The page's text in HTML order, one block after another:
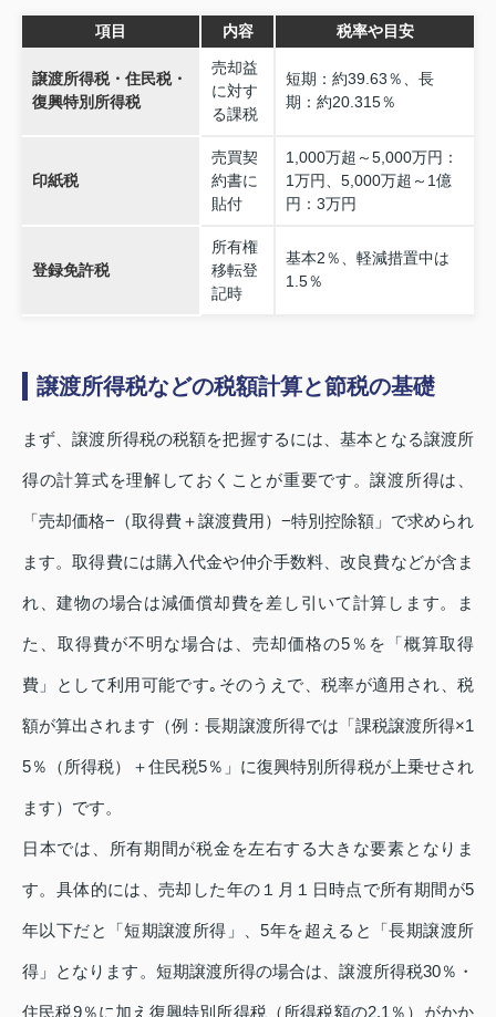
項目 内容 税率や目安
譲渡所得税・住民税・
復興特別所得税
売却益
に対す
る課税
短期：約39.63％、長
期：約20.315％
印紙税
売買契
約書に
貼付
1,000万超～5,000万円：
1万円、5,000万超～1億
円：3万円
登録免許税
所有権
移転登
記時
基本2％、軽減措置中は
1.5％
譲渡所得税などの税額計算と節税の基礎
まず、譲渡所得税の税額を把握するには、基本となる譲渡所
得の計算式を理解しておくことが重要です。譲渡所得は、
「売却価格−（取得費＋譲渡費用）−特別控除額」で求められ
ます。取得費には購入代金や仲介手数料、改良費などが含ま
れ、建物の場合は減価償却費を差し引いて計算します。ま
た、取得費が不明な場合は、売却価格の5％を「概算取得
費」として利用可能です｡そのうえで、税率が適用され、税
額が算出されます（例：長期譲渡所得では「課税譲渡所得×1
5％（所得税）＋住民税5％」に復興特別所得税が上乗せされ
ます）です。
日本では、所有期間が税金を左右する大きな要素となりま
す。具体的には、売却した年の１月１日時点で所有期間が5
年以下だと「短期譲渡所得」、5年を超えると「長期譲渡所
得」となります。短期譲渡所得の場合は、譲渡所得税30％・
住民税9％に加え復興特別所得税（所得税額の2.1％）がかか